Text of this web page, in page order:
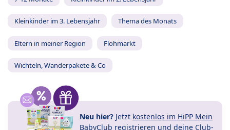
Kleinkinder im 3. Lebensjahr Thema des Monats
Eltern in meiner Region Flohmarkt
Wichteln, Wanderpakete & Co
Neu hier? Jetzt kostenlos im HiPP Mein
BabyClub registrieren und deine Club-